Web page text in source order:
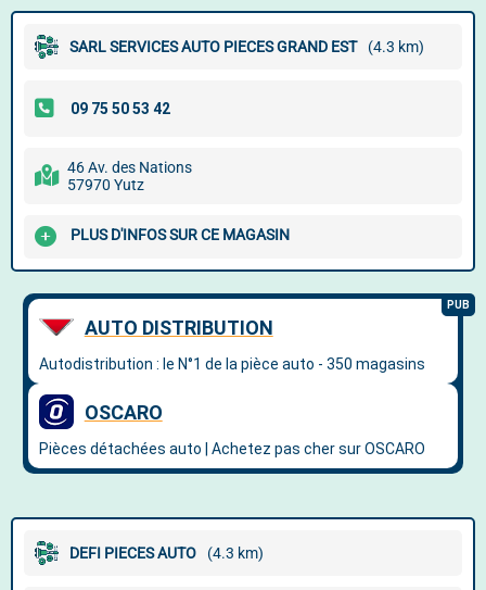
SARL SERVICES AUTO PIECES GRAND EST (4.3 km)
46 Av. des Nations
57970 Yutz
PLUS D'INFOS SUR CE MAGASIN
DEFI PIECES AUTO (4.3 km)